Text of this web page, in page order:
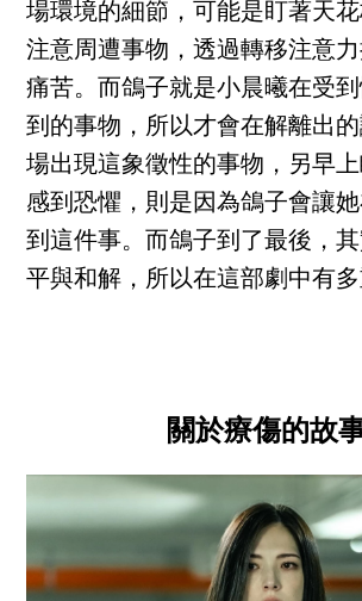
場環境的細節，可能是盯著天
注意周遭事物，透過轉移注意
痛苦。而鴿子就是小晨曦在受
到的事物，所以才會在解離出
場出現這象徵性的事物，另早
感到恐懼，則是因為鴿子會讓
到這件事。而鴿子到了最後，
平與和解，所以在這部劇中有多
關於療傷的故